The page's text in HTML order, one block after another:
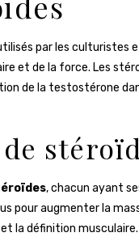
par les culturistes
et de la force. Les
de la testostérone
, chacun ayant
pour augmenter la
la définition